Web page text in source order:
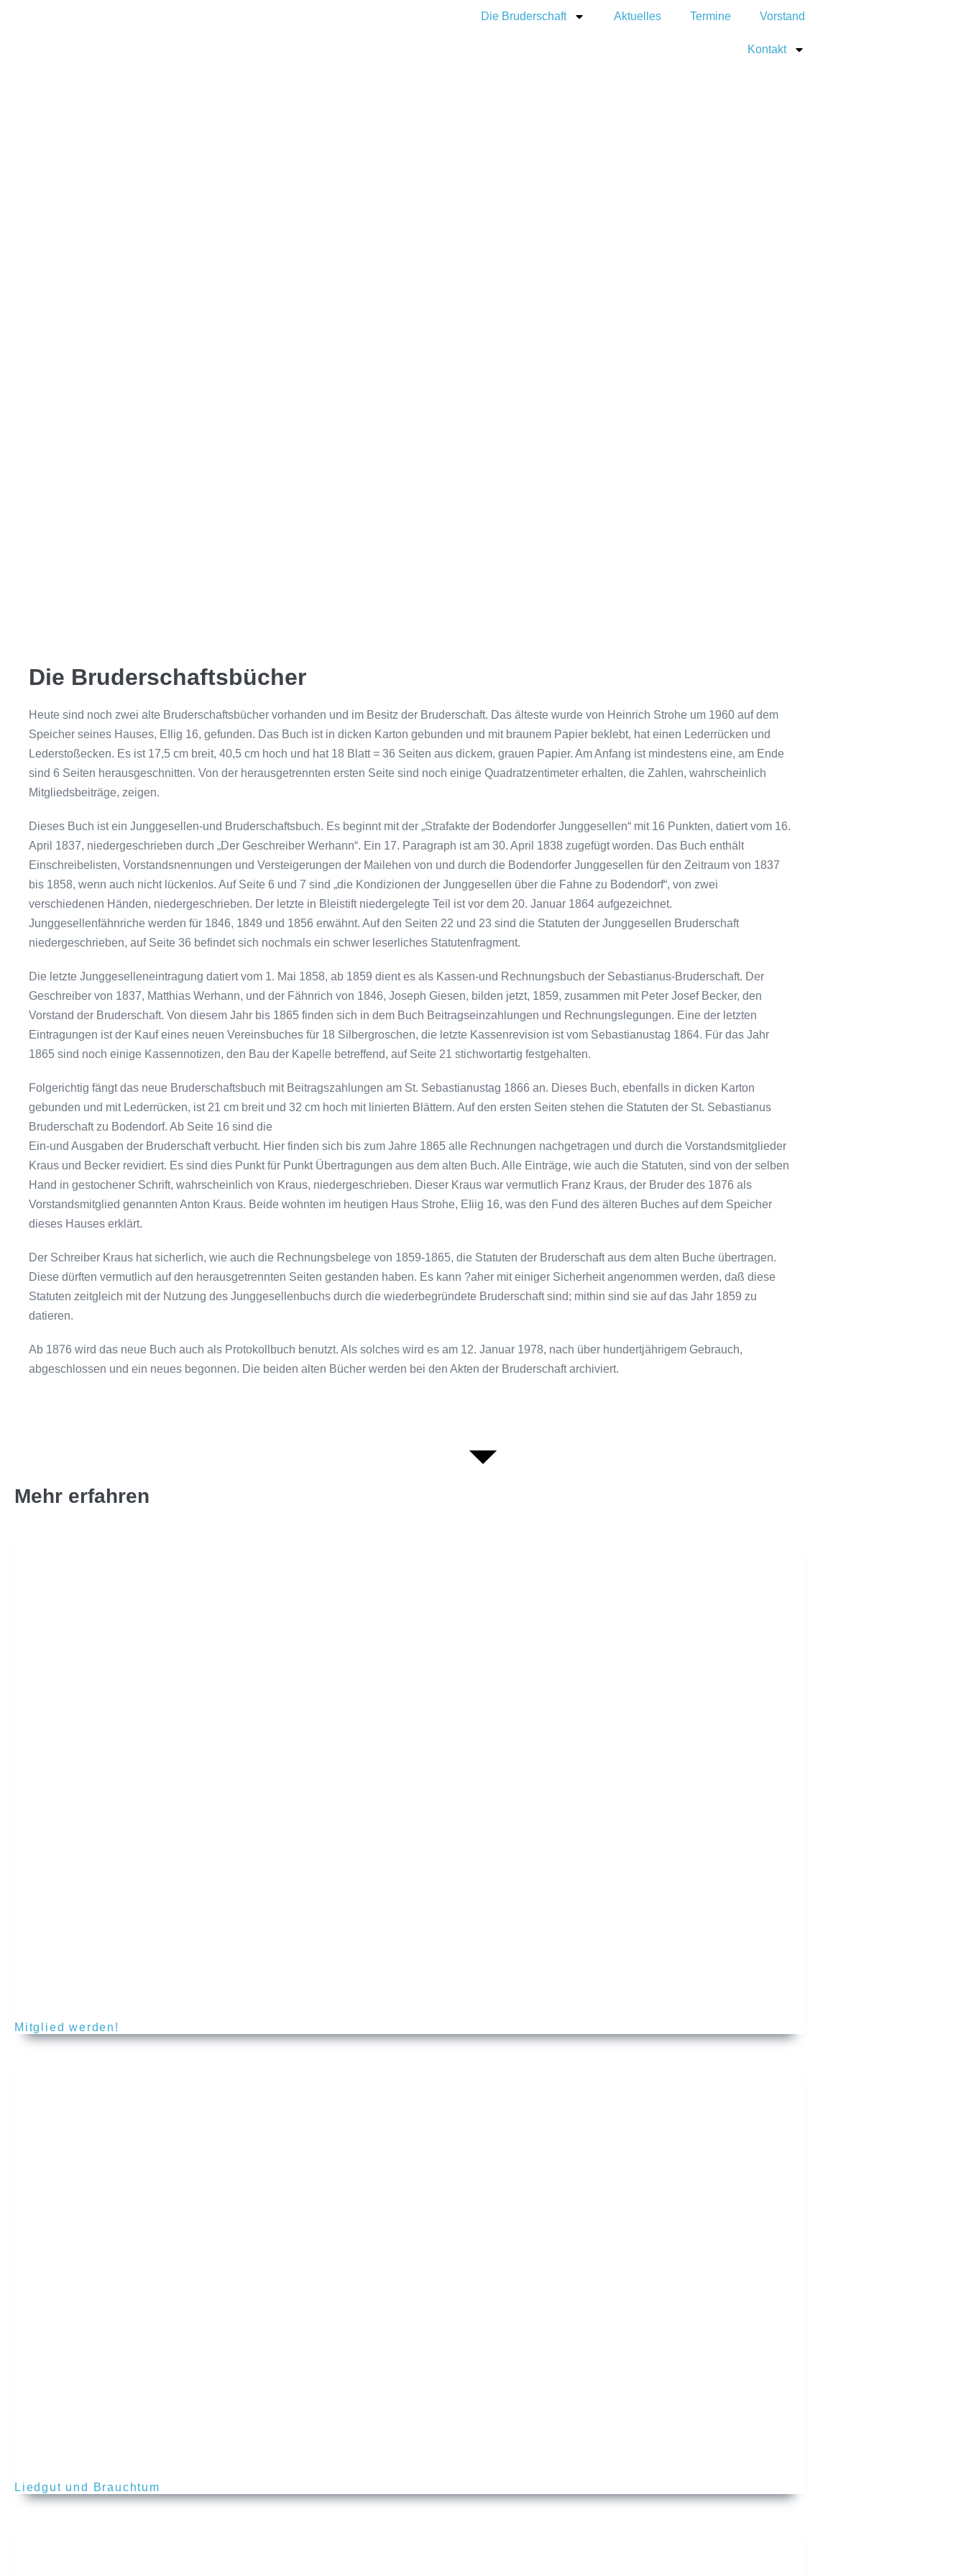
Die Bruderschaft Aktuelles Termine Vorstand
Kontakt
Die Bruderschaftsbücher
Heute sind noch zwei alte Bruderschaftsbücher vorhanden und im Besitz der Bruderschaft. Das älteste wurde von Heinrich Strohe um 1960 auf dem
Speicher seines Hauses, EIlig 16, gefunden. Das Buch ist in dicken Karton gebunden und mit braunem Papier beklebt, hat einen Lederrücken und
Lederstoßecken. Es ist 17,5 cm breit, 40,5 cm hoch und hat 18 Blatt = 36 Seiten aus dickem, grauen Papier. Am Anfang ist mindestens eine, am Ende
sind 6 Seiten heraus­geschnitten. Von der herausgetrennten ersten Seite sind noch einige Quadratzentimeter erhalten, die Zahlen, wahr­scheinlich
Mitgliedsbeiträge, zeigen.
Dieses Buch ist ein Junggesellen-und Bruderschaftsbuch. Es beginnt mit der „Strafakte der Bodendorfer Jung­gesellen“ mit 16 Punkten, datiert vom 16.
April 1837, niedergeschrieben durch „Der Geschreiber Werhann“. Ein 17. Paragraph ist am 30. April 1838 zugefügt worden. Das Buch enthält
Einschreibelisten, Vorstandsnennungen und Versteigerungen der Mailehen von und durch die Bodendorfer Junggesellen für den Zeitraum von 1837
bis 1858, wenn auch nicht lückenlos. Auf Seite 6 und 7 sind „die Kondizionen der Junggesellen über die Fahne zu Bodendorf“, von zwei
verschiedenen Händen, niederge­schrieben. Der letzte in Bleistift niedergelegte Teil ist vor dem 20. Januar 1864 aufgezeichnet.
Junggesellenfähnriche werden für 1846, 1849 und 1856 erwähnt. Auf den Seiten 22 und 23 sind die Statuten der Junggesellen Bruderschaft
niedergeschrieben, auf Seite 36 befindet sich nochmals ein schwer leserliches Statutenfragment.
Die letzte Junggeselleneintragung datiert vom 1. Mai 1858, ab 1859 dient es als Kassen-und Rechnungsbuch der Sebastianus-Bruderschaft. Der
Geschreiber von 1837, Matthias Werhann, und der Fähnrich von 1846, Joseph Giesen, bilden jetzt, 1859, zusammen mit Peter Josef Becker, den
Vorstand der Bruderschaft. Von diesem Jahr bis 1865 finden sich in dem Buch Beitragseinzahlungen und Rechnungslegungen. Eine der letzten
Eintragungen ist der Kauf eines neuen Vereinsbuches für 18 Silbergroschen, die letzte Kassenrevision ist vom Sebastianustag 1864. Für das Jahr
1865 sind noch einige Kassennotizen, den Bau der Kapelle betreffend, auf Seite 21 stichwortartig fest­gehalten.
Folgerichtig fängt das neue Bruderschaftsbuch mit Bei­tragszahlungen am St. Sebastianustag 1866 an. Dieses Buch, ebenfalls in dicken Karton
gebunden und mit Leder­rücken, ist 21 cm breit und 32 cm hoch mit linierten Blättern. Auf den ersten Seiten stehen die Statuten der St. Seba­stianus
Bruderschaft zu Bodendorf. Ab Seite 16 sind die
Ein-und Ausgaben der Bruderschaft verbucht. Hier finden sich bis zum Jahre 1865 alle Rechnungen nachgetragen und durch die Vorstandsmitglieder
Kraus und Becker revidiert. Es sind dies Punkt für Punkt Übertragungen aus dem alten Buch. Alle Einträge, wie auch die Statuten, sind von der selben
Hand in gestochener Schrift, wahrscheinlich von Kraus, niedergeschrieben. Dieser Kraus war vermutlich Franz Kraus, der Bruder des 1876 als
Vorstandsmitglied genannten Anton Kraus. Beide wohnten im heutigen Haus Strohe, EIiig 16, was den Fund des älteren Buches auf dem Speicher
dieses Hauses erklärt.
Der Schreiber Kraus hat sicherlich, wie auch die Rech­nungsbelege von 1859-1865, die Statuten der Bruderschaft aus dem alten Buche übertragen.
Diese dürften vermutlich auf den herausgetrennten Seiten gestanden haben. Es kann ?aher mit einiger Sicherheit angenommen werden, daß diese
Statuten zeitgleich mit der Nutzung des Jung­gesellenbuchs durch die wiederbegründete Bruderschaft sind; mithin sind sie auf das Jahr 1859 zu
datieren.
Ab 1876 wird das neue Buch auch als Protokollbuch benutzt. Als solches wird es am 12. Januar 1978, nach über hundertjährigem Gebrauch,
abgeschlossen und ein neues begonnen. Die beiden alten Bücher werden bei den Akten der Bruderschaft archiviert.
Mehr erfahren
Mitglied werden!
Liedgut und Brauchtum